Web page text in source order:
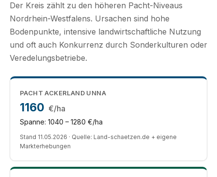
Der Kreis zählt zu den höheren Pacht-Niveaus
Nordrhein-Westfalens. Ursachen sind hohe
Bodenpunkte, intensive landwirtschaftliche Nutzung
und oft auch Konkurrenz durch Sonderkulturen oder
Veredelungsbetriebe.
PACHT ACKERLAND UNNA
1160 €/ha
Spanne: 1040 – 1280 €/ha
Stand 11.05.2026 · Quelle: Land-schaetzen.de + eigene
Markterhebungen